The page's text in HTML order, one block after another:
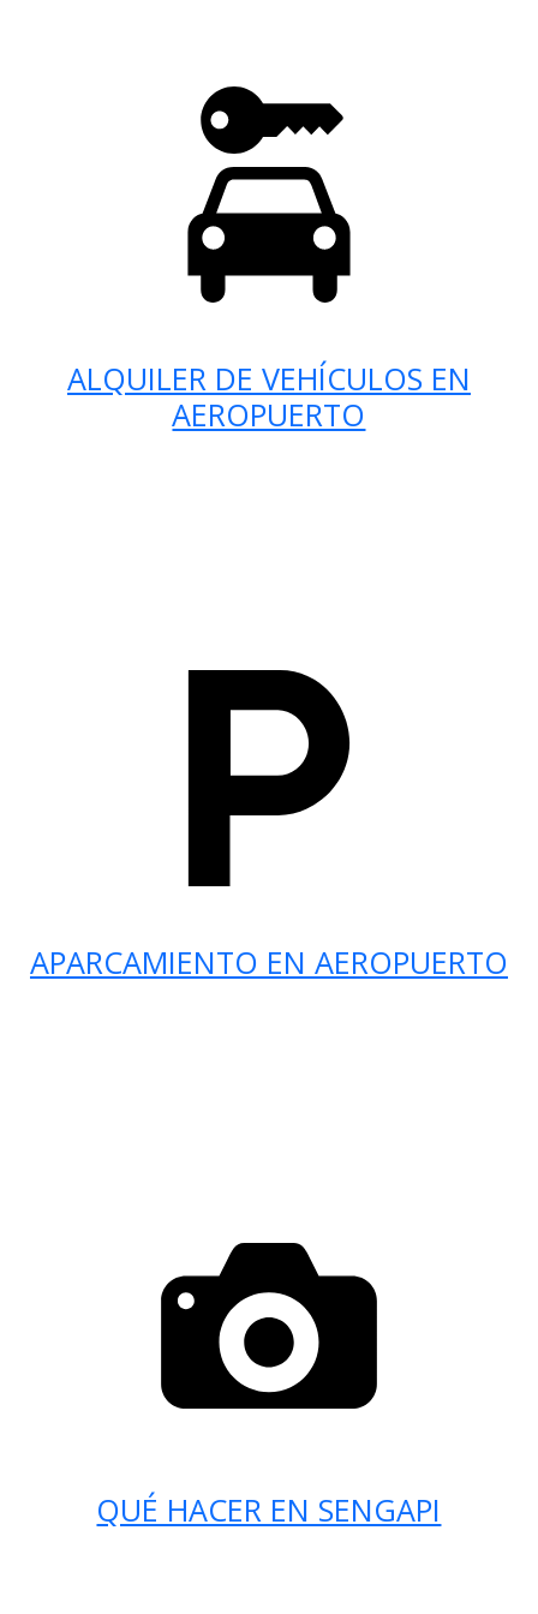
ALQUILER DE VEHÍCULOS EN
AEROPUERTO
APARCAMIENTO EN AEROPUERTO
QUÉ HACER EN SENGAPI